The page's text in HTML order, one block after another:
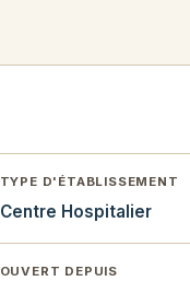
TYPE D'ÉTABLISSEMENT
Centre Hospitalier
OUVERT DEPUIS